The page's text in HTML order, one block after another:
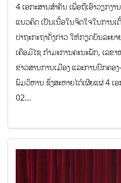
4 ເອກະສານສຳຄັນ ເພື່ອຖືເອົາວຽກງ
ແນວຄິດ ເປັນເນື້ອໃນຈິດໃຈໃນການ
ປາຖະກະຖາດັ່ງກ່າວ ໃຫ້ກຽດບັນລະຍ
ເຄືອມີໄຊ ກຳມະການຄະນະພັກ, ເລ
ຂ່າວສານການເມືອງ ແລະການປົກຄ
ພົມວິຫານ ຊຶ່ງສະຫາຍໄດ້ເຜີຍແຜ່ 4 ເ
02…